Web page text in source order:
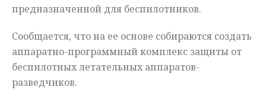
предназначенной для беспилотников.
Сообщается, что на ее основе собираются создать
аппаратно-программный комплекс защиты от
беспилотных летательных аппаратов-
разведчиков.